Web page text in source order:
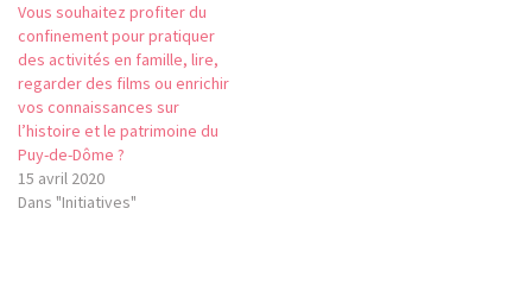
Vous souhaitez profiter du
confinement pour pratiquer
des activités en famille, lire,
regarder des films ou enrichir
vos connaissances sur
l’histoire et le patrimoine du
Puy-de-Dôme ?
15 avril 2020
Dans "Initiatives"